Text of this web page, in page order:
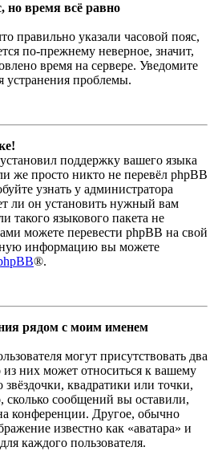
но время всё равно
правильно указали часовой пояс,
по-прежнему неверное, значит,
время на сервере. Уведомите
устранения проблемы.
поддержку вашего языка
же просто никто не перевёл phpBB
узнать у администратора
ли он установить нужный вам
такого языкового пакета не
можете перевести phpBB на свой
информацию вы можете
®.
рядом с моим именем
могут присутствовать два
них может относиться к вашему
квадратики или точки,
сколько сообщений вы оставили,
конференции. Другое, обычно
известно как «аватара» и
каждого пользователя.